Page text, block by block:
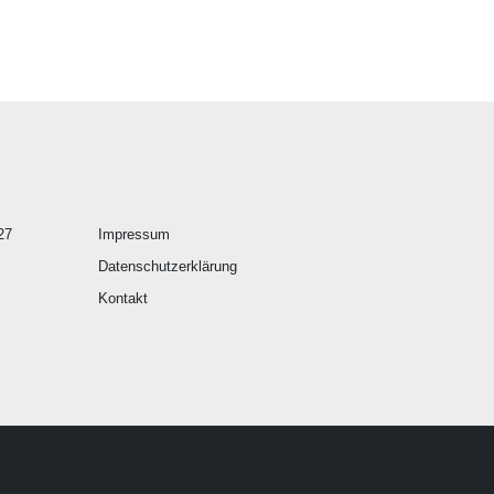
Impressum
Datenschutzerklärung
Kontakt